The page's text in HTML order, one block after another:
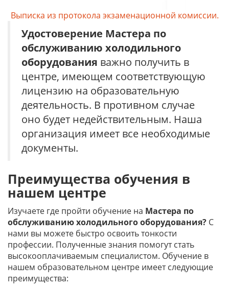
Выписка из протокола экзаменационной комиссии.
Удостоверение Мастера по
обслуживанию холодильного
оборудования важно получить в
центре, имеющем соответствующую
лицензию на образовательную
деятельность. В противном случае
оно будет недействительным. Наша
организация имеет все необходимые
документы.
Преимущества обучения в
нашем центре
Изучаете где пройти обучение на Мастера по
обслуживанию холодильного оборудования? С
нами вы можете быстро освоить тонкости
профессии. Полученные знания помогут стать
высокооплачиваемым специалистом. Обучение в
нашем образовательном центре имеет следующие
преимущества: